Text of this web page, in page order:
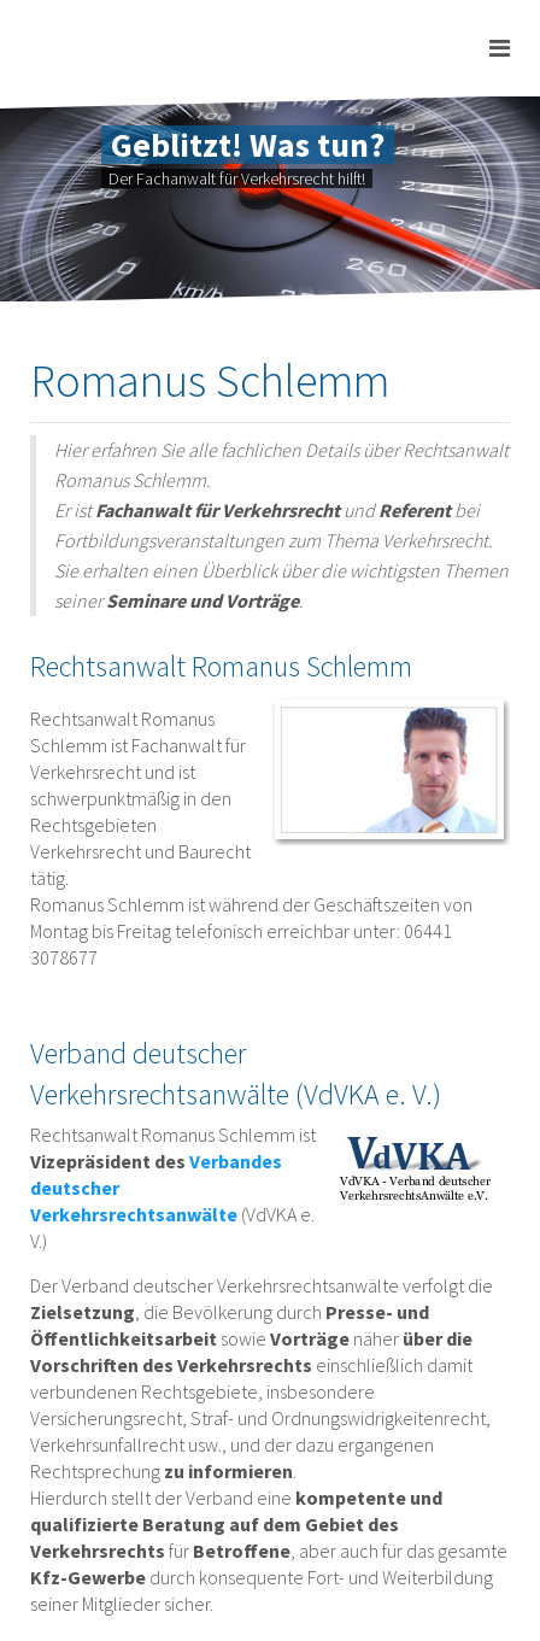
Geblitzt! Was tun?
Der Fachanwalt für Verkehrsrecht hilft!
Romanus Schlemm
Hier erfahren Sie alle fachlichen Details über Rechtsanwalt
Romanus Schlemm.
Er istFachanwalt für VerkehrsrechtundReferentbei
Fortbildungsveranstaltungen zum Thema Verkehrsrecht.
Sie erhalten einen Überblick über die wichtigsten Themen
seinerSeminare und Vorträge.
Rechtsanwalt Romanus Schlemm
Rechtsanwalt Romanus
Schlemm ist Fachanwalt für
Verkehrsrecht und ist
schwerpunktmäßig in den
Rechtsgebieten
Verkehrsrecht und Baurecht
tätig.
Romanus Schlemm ist während der Geschäftszeiten von
Montag bis Freitag telefonisch erreichbar unter: 06441
3078677
Verband deutscher
Verkehrsrechtsanwälte (VdVKA e. V.)
Rechtsanwalt Romanus Schlemm ist
Vizepräsident des Verbandes
deutscher
Verkehrsrechtsanwälte (VdVKA e.
V.)
Der Verband deutscher Verkehrsrechtsanwälte verfolgt die
Zielsetzung, die Bevölkerung durch Presse- und
Öffentlichkeitsarbeit sowie Vorträge näher über die
Vorschriften des Verkehrsrechts einschließlich damit
verbundenen Rechtsgebiete, insbesondere
Versicherungsrecht, Straf- und Ordnungswidrigkeitenrecht,
Verkehrsunfallrecht usw., und der dazu ergangenen
Rechtsprechung zu informieren.
Hierdurch stellt der Verband eine kompetente und
qualifizierte Beratung auf dem Gebiet des
Verkehrsrechts für Betroffene, aber auch für das gesamte
Kfz-Gewerbe durch konsequente Fort- und Weiterbildung
seiner Mitglieder sicher.